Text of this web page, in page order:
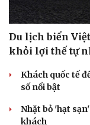
Văn hóa
Du lịch biển
khỏi lợi thế tự
Khách quốc tế
số nổi bật
Nhặt bỏ 'hạt
khách